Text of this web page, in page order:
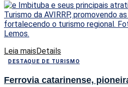
Leia maisDetails
DESTAQUE DE TURISMO
Ferrovia catarinense,